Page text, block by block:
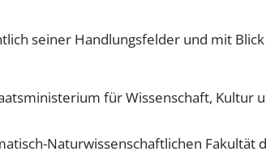
seiner Handlungsfelder und mit
für Wissenschaft, Kultur
Naturwissenschaftlichen Fakultät